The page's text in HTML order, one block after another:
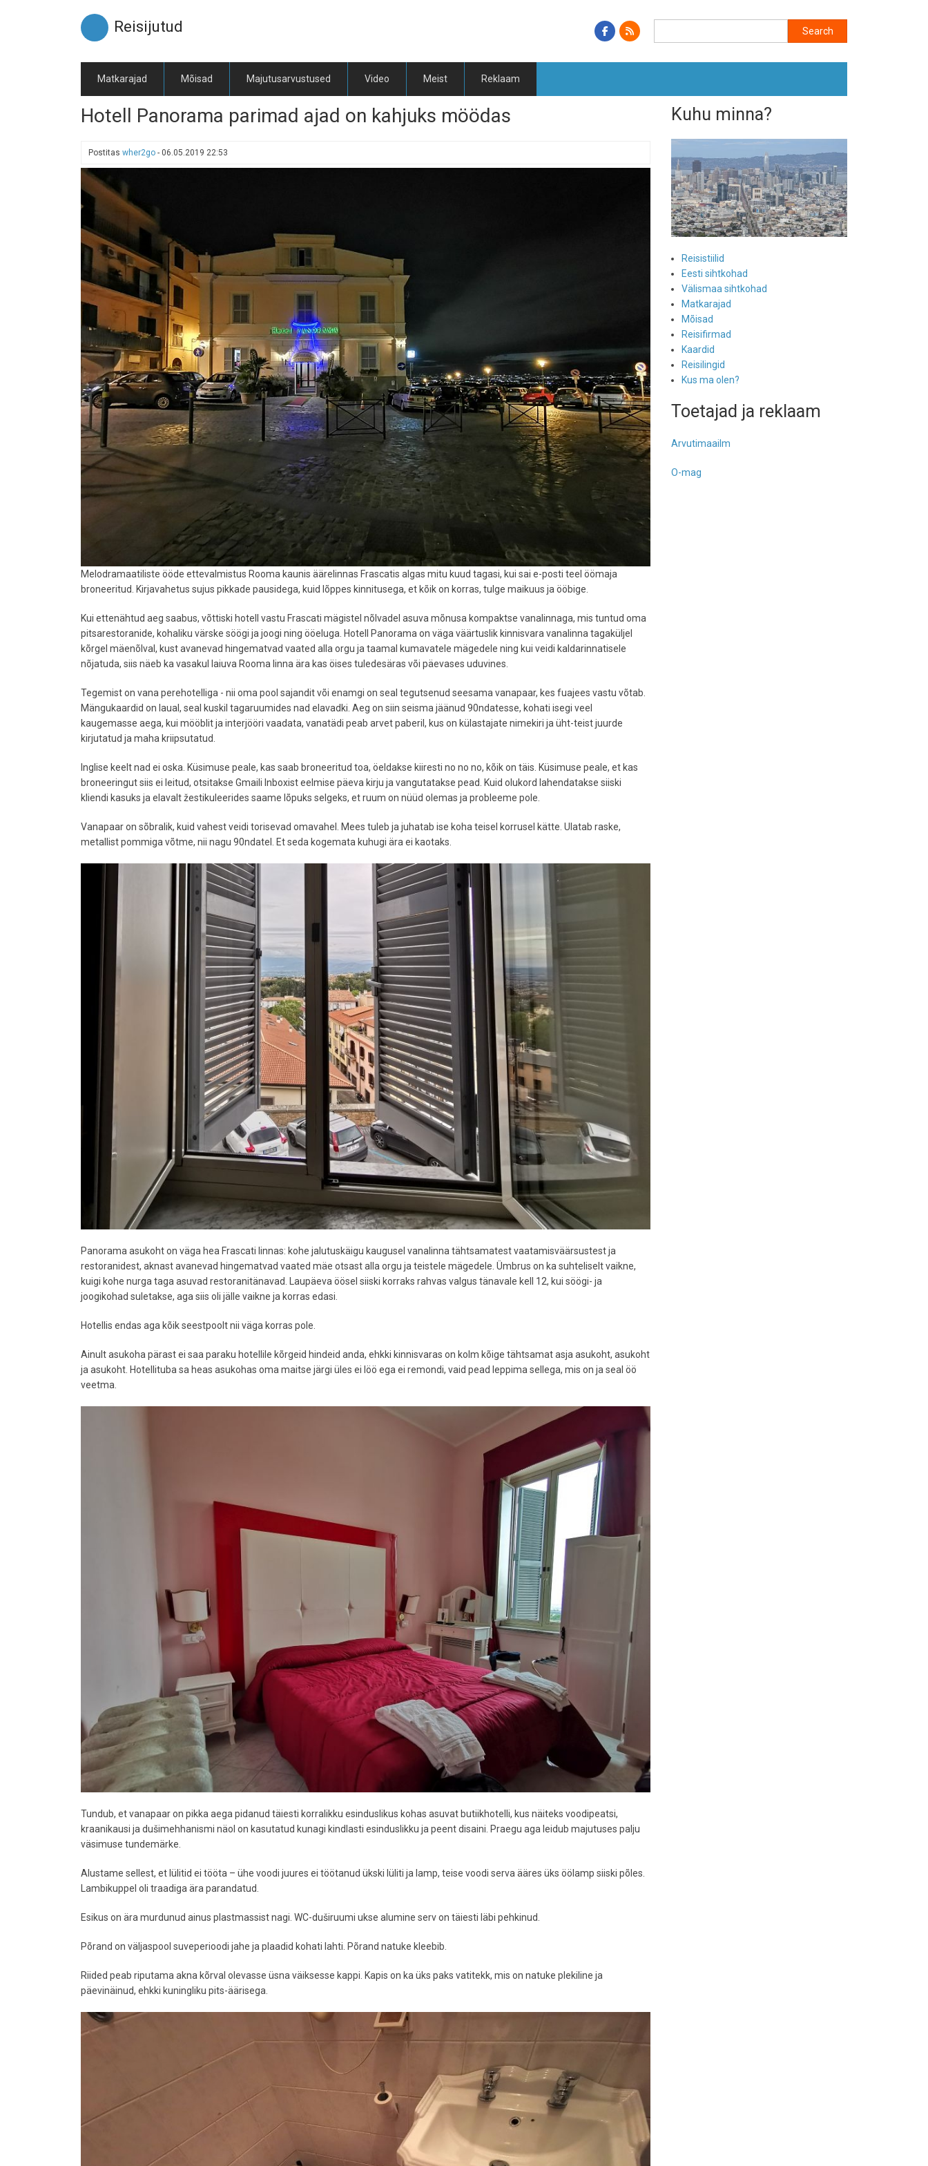
Reisijutud
Matkarajad Mõisad Majutusarvustused Video Meist Reklaam
Hotell Panorama parimad ajad on kahjuks möödas
Postitas wher2go - 06.05.2019 22:53
Melodramaatiliste ööde ettevalmistus Rooma kaunis äärelinnas Frascatis algas mitu kuud tagasi, kui sai e-posti teel öömaja
broneeritud. Kirjavahetus sujus pikkade pausidega, kuid lõppes kinnitusega, et kõik on korras, tulge maikuus ja ööbige.
Kui ettenähtud aeg saabus, võttiski hotell vastu Frascati mägistel nõlvadel asuva mõnusa kompaktse vanalinnaga, mis tuntud oma
pitsarestoranide, kohaliku värske söögi ja joogi ning ööeluga. Hotell Panorama on väga väärtuslik kinnisvara vanalinna tagaküljel
kõrgel mäenõlval, kust avanevad hingematvad vaated alla orgu ja taamal kumavatele mägedele ning kui veidi kaldarinnatisele
nõjatuda, siis näeb ka vasakul laiuva Rooma linna ära kas öises tuledesäras või päevases uduvines.
Tegemist on vana perehotelliga - nii oma pool sajandit või enamgi on seal tegutsenud seesama vanapaar, kes fuajees vastu võtab.
Mängukaardid on laual, seal kuskil tagaruumides nad elavadki. Aeg on siin seisma jäänud 90ndatesse, kohati isegi veel
kaugemasse aega, kui mööblit ja interjööri vaadata, vanatädi peab arvet paberil, kus on külastajate nimekiri ja üht-teist juurde
kirjutatud ja maha kriipsutatud.
Inglise keelt nad ei oska. Küsimuse peale, kas saab broneeritud toa, öeldakse kiiresti no no no, kõik on täis. Küsimuse peale, et kas
broneeringut siis ei leitud, otsitakse Gmaili Inboxist eelmise päeva kirju ja vangutatakse pead. Kuid olukord lahendatakse siiski
kliendi kasuks ja elavalt žestikuleerides saame lõpuks selgeks, et ruum on nüüd olemas ja probleeme pole.
Vanapaar on sõbralik, kuid vahest veidi torisevad omavahel. Mees tuleb ja juhatab ise koha teisel korrusel kätte. Ulatab raske,
metallist pommiga võtme, nii nagu 90ndatel. Et seda kogemata kuhugi ära ei kaotaks.
Panorama asukoht on väga hea Frascati linnas: kohe jalutuskäigu kaugusel vanalinna tähtsamatest vaatamisväärsustest ja
restoranidest, aknast avanevad hingematvad vaated mäe otsast alla orgu ja teistele mägedele. Ümbrus on ka suhteliselt vaikne,
kuigi kohe nurga taga asuvad restoranitänavad. Laupäeva öösel siiski korraks rahvas valgus tänavale kell 12, kui söögi- ja
joogikohad suletakse, aga siis oli jälle vaikne ja korras edasi.
Hotellis endas aga kõik seestpoolt nii väga korras pole.
Ainult asukoha pärast ei saa paraku hotellile kõrgeid hindeid anda, ehkki kinnisvaras on kolm kõige tähtsamat asja asukoht, asukoht
ja asukoht. Hotellituba sa heas asukohas oma maitse järgi üles ei löö ega ei remondi, vaid pead leppima sellega, mis on ja seal öö
veetma.
Tundub, et vanapaar on pikka aega pidanud täiesti korralikku esinduslikus kohas asuvat butiikhotelli, kus näiteks voodipeatsi,
kraanikausi ja dušimehhanismi näol on kasutatud kunagi kindlasti esinduslikku ja peent disaini. Praegu aga leidub majutuses palju
väsimuse tundemärke.
Alustame sellest, et lülitid ei tööta – ühe voodi juures ei töötanud ükski lüliti ja lamp, teise voodi serva ääres üks öölamp siiski põles.
Lambikuppel oli traadiga ära parandatud.
Esikus on ära murdunud ainus plastmassist nagi. WC-duširuumi ukse alumine serv on täiesti läbi pehkinud.
Põrand on väljaspool suveperioodi jahe ja plaadid kohati lahti. Põrand natuke kleebib.
Riided peab riputama akna kõrval olevasse üsna väiksesse kappi. Kapis on ka üks paks vatitekk, mis on natuke plekiline ja
päevinäinud, ehkki kuningliku pits-äärisega.
Kuhu minna?
Reisistiilid
Eesti sihtkohad
Välismaa sihtkohad
Matkarajad
Mõisad
Reisifirmad
Kaardid
Reisilingid
Kus ma olen?
Toetajad ja reklaam
Arvutimaailm
O-mag